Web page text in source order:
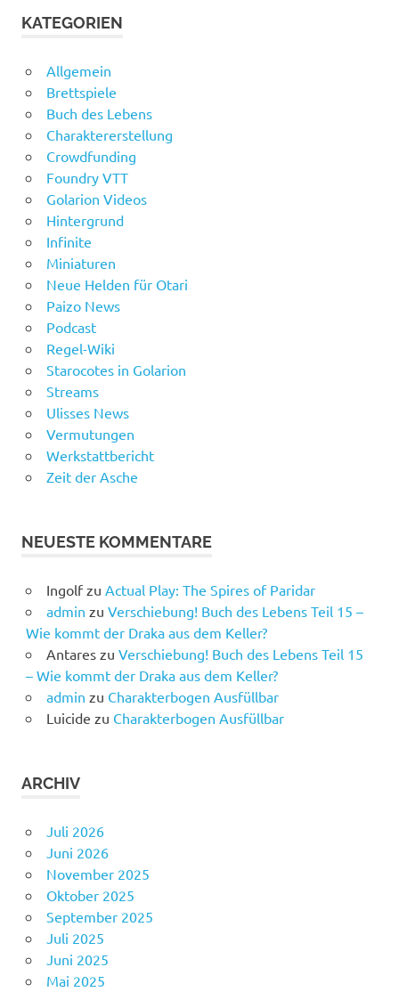
KATEGORIEN
Allgemein
Brettspiele
Buch des Lebens
Charaktererstellung
Crowdfunding
Foundry VTT
Golarion Videos
Hintergrund
Infinite
Miniaturen
Neue Helden für Otari
Paizo News
Podcast
Regel-Wiki
Starocotes in Golarion
Streams
Ulisses News
Vermutungen
Werkstattbericht
Zeit der Asche
NEUESTE KOMMENTARE
Ingolfzu Actual Play: The Spires of Paridar
admin zu Verschiebung! Buch des Lebens Teil 15 –
Wie kommt der Draka aus dem Keller?
Antareszu Verschiebung! Buch des Lebens Teil 15
– Wie kommt der Draka aus dem Keller?
admin zu Charakterbogen Ausfüllbar
Luicide zu Charakterbogen Ausfüllbar
ARCHIV
Juli 2026
Juni 2026
November 2025
Oktober 2025
September 2025
Juli 2025
Juni 2025
Mai 2025